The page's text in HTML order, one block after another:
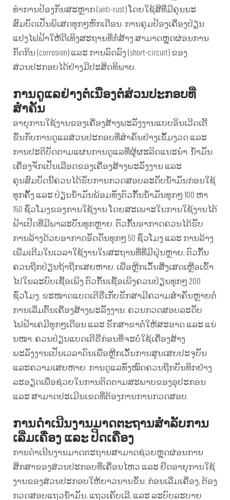
ທຳການປ້ອງກັນສະຫຼາກ (anti-rust) ໂດຍໃຊ້ສີທີ່ມີຄຸນນະ
ສົມບັດເປັນພິເສດທຸກໆຫົກເດືອນ. ການຄຸມປ້ອງເຄື່ອງປ່ຽນ
ແປງໄຟຟ້າໃຫ້ດີເທິງສະຖານທີ່ກໍ່ສ້າງ ສາມາດຫຼຸດຜ່ອນການ
ກັດກິນ (corrosion) ແລະ ການລົດລົງ (short-circuit) ຂອງ
ສ່ວນປະກອບໄດ້ຢ່າງມີປະສິດທິພາບ.
ການດູແລຢ່າງຕໍ່ເນື່ອງຕໍ່ສ່ວນປະກອບທີ່
ສຳຄັນ
ອາຍຸການໃຊ້ງານຂອງເຄື່ອງສ້າງພະລັງງານແບບອິນເວີດເຕີ້
ຂຶ້ນກັບການດູແລສ່ວນປະກອບທີ່ສຳຄັນຢ່າງເຂັ້ມງວດ ແລະ
ການປະຕິບັດຕາມແຜນການດູແລທີ່ຜູ້ຜະລິດແນະນຳ. ນ້ຳມັນ
ເຄື່ອງຈັກເປັນເລືອດຂອງເຄື່ອງສ້າງພະລັງງານ ແລະ
ຄຸນສົມບັດນີ້ຄວນໄດ້ຮັບການກວດສອບລະດັບນ້ຳມັນກ່ອນໃຊ້
ທຸກຄັ້ງ ແລະ ປ່ຽນນ້ຳມັນພ້ອມທັງຕົວກັ້ນນ້ຳມັນທຸກໆ 100 ຫາ
150 ຊົ່ວໂມງຂອງການໃຊ້ງານ ໂດຍສະເພາະໃນການໃຊ້ງານໄຕ້
ຟ້າເປີດທີ່ມີພາລະບັນທຸກຫຼາຍ. ຕົວກັ້ນອາກາດຄວນໄດ້ຮັບ
ການລ້າງດ້ວຍອາກາດອັດດັນທຸກໆ 50 ຊົ່ວໂມງ ແລະ ການລ້າງ
ເພີ່ມເຕີມໃນເວລາໃຊ້ງານໃນສະຖານທີ່ທີ່ມີຝຸ່ນຫຼາຍ; ຕົວກັ້ນ
ຄວນຖືກປ່ຽນຖ້າຖືກເສຍຫາຍ. ເພື່ອຫຼີກເວັ້ນສິ່ງເສດເຫຼືອເຂົ້າ
ໄປໃນລະບົບເຊື້ອເພິງ ຕົວກັ້ນເຊື້ອເພິງຄວນປ່ຽນທຸກໆ 200
ຊົ່ວໂມງ. ຂະໜາດແບດເຕີຣີ່ເກັບຮັກສາມີຄວາມສຳຄັນຫຼາຍຕໍ່
ການເລີ່ມຕົ້ນເຄື່ອງສ້າງພະລັງງານ. ຄວນກວດສອບລະດັບ
ໄຟຟ້າເຄມີທຸກໆເດືອນ ແລະ ຮັກສາຂາຕໍ່ໃຫ້ສະອາດ ແລະ ແນ່
ນໜາ. ຄວນປ່ຽນແບດເຕີຣີ່ກ່ອນທີ່ຈະບໍ່ໃຊ້ເຄື່ອງສ້າງ
ພະລັງງານເປັນເວລາດົນເພື່ອຫຼີກເວັ້ນການສູນເສຍປະຈຸບັນ
ແລະຄວາມເສຍຫາຍ. ການດູແລທັງໝົດຄວນຖືກບັນທຶກຢ່າງ
ລະອຽດເພື່ອຊ່ວຍໃນການຕິດຕາມສະພາບຂອງອຸປະກອນ
ແລະ ສາມາດປະເມີນເຂດທີ່ຕ້ອງການການກວດສອບ.
ການດຳເນີນງານມາດຕະຖານສຳລັບການ
ເລີ່ມເຄື່ອງ ແລະ ປິດເຄື່ອງ
ການດຳເນີນງານມາດຕະຖານສາມາດຊ່ວຍຫຼຸດຜ່ອນການ
ສຶກສາຂອງສ່ວນປະກອບທີ່ເຄື່ອນໄຫວ ແລະ ຍືດອາຍຸການໃຊ້
ງານຂອງສ່ວນປະກອບໃຫ້ຍາວນານຂຶ້ນ. ກ່ອນເລີ່ມເຄື່ອງ, ຕ້ອງ
ກວດສອບແຖວນ້ຳມັນ, ແຖວເຄັບເລີ, ແລະ ລະບົບລະບາຍ